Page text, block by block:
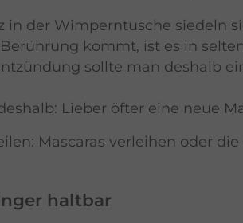
in der Wimperntusche siedeln
kommt, ist es in
sollte man deshalb
Lieber öfter eine neue
Mascaras verleihen oder
haltbar